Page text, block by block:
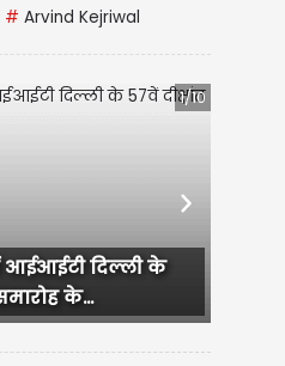
# Arvind Kejriwal
1/10
महाराष्ट्र के उपमुख्यमंत्री एकनाथ
शिंदे ने प्रधानमंत्री...
Next